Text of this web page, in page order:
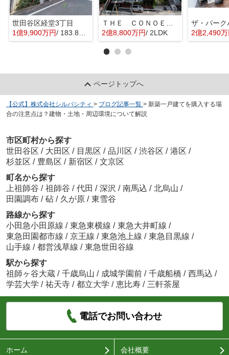
世田谷区経堂3丁目
1億9,900万円/ 183.82㎡
2億8,800万円/ 2LDK 2億2,490
ページトップへ
【公式】株式会社シルバシティ > ブログ記事一覧 > 新築一戸建てを購入する場
合の注意点は？建物・土地・周辺環境について解説
市区町村から探す
世田谷区 / 大田区 / 目黒区 / 品川区 / 渋谷区 / 港区 /
杉並区 / 豊島区 / 新宿区 / 文京区
町名から探す
上祖師谷 / 祖師谷 / 代田 / 深沢 / 南馬込 / 北烏山 /
田園調布 / 砧 / 久が原 / 東雪谷
路線から探す
小田急小田原線 / 東急東横線 / 東急大井町線 /
東急田園都市線 / 京王線 / 東急池上線 / 東急目黒線 /
山手線 / 都営浅草線 / 東急世田谷線
駅から探す
祖師ヶ谷大蔵 / 千歳烏山 / 成城学園前 / 千歳船橋 / 西馬込 /
学芸大学 / 祐天寺 / 都立大学 / 恵比寿 / 三軒茶屋
電話でお問い合わせ
ホーム 会社概要